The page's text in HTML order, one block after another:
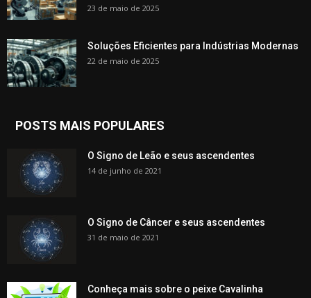
23 de maio de 2025
Soluções Eficientes para Indústrias Modernas
22 de maio de 2025
POSTS MAIS POPULARES
O Signo de Leão e seus ascendentes
14 de junho de 2021
O Signo de Câncer e seus ascendentes
31 de maio de 2021
Conheça mais sobre o peixe Cavalinha